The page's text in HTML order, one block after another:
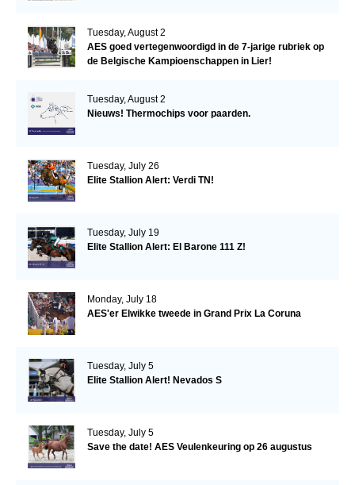
Tuesday, August 2
AES goed vertegenwoordigd in de 7-jarige rubriek op
de Belgische Kampioenschappen in Lier!
Tuesday, August 2
Nieuws! Thermochips voor paarden.
Tuesday, July 26
Elite Stallion Alert: Verdi TN!
Tuesday, July 19
Elite Stallion Alert: El Barone 111 Z!
Monday, July 18
AES'er Elwikke tweede in Grand Prix La Coruna
Tuesday, July 5
Elite Stallion Alert! Nevados S
Tuesday, July 5
Save the date! AES Veulenkeuring op 26 augustus